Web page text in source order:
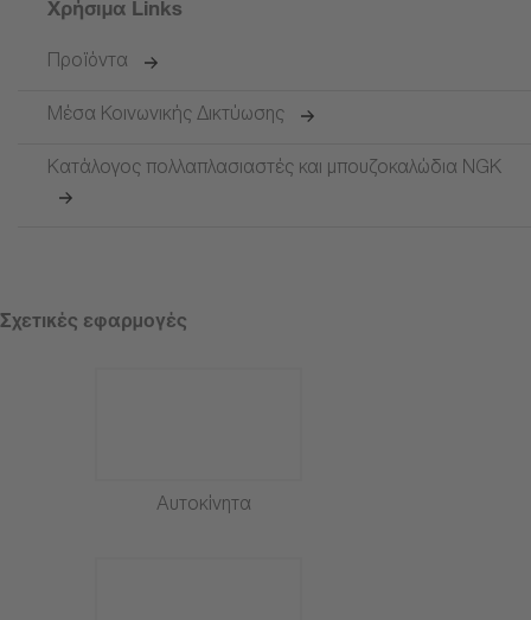
Χρήσιμα Links
Προϊόντα
Μέσα Κοινωνικής Δικτύωσης
Κατάλογος πολλαπλασιαστές και μπουζοκαλώδια NGK
Σχετικές εφαρμογές
Αυτοκίνητα